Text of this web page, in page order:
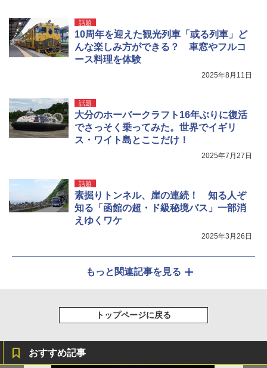
話題
10周年を迎えた観光列車「或る列車」ど
んな楽しみ方ができる？ 車窓やフルコ
ース料理を体験
2025年8月11日
話題
大分のホーバークラフト16年ぶりに復活
でさっそく乗ってみた。世界でイギリ
ス・ワイト島とここだけ！
2025年7月27日
話題
素掘りトンネル、崖の連続！ 知る人ぞ
知る「函館の超・ド級秘境バス」一部消
えゆくワケ
2025年3月26日
もっと関連記事を見る
トップページに戻る
おすすめ記事